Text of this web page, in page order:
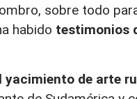
sobre todo
habido testimonios
yacimiento de arte